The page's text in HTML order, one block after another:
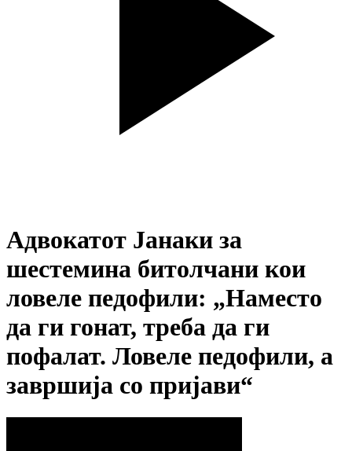
Адвокатот Јанаки за
шестемина битолчани кои
ловеле педофили: „Наместо
да ги гонат, треба да ги
пофалат. Ловеле педофили, а
завршија со пријави“